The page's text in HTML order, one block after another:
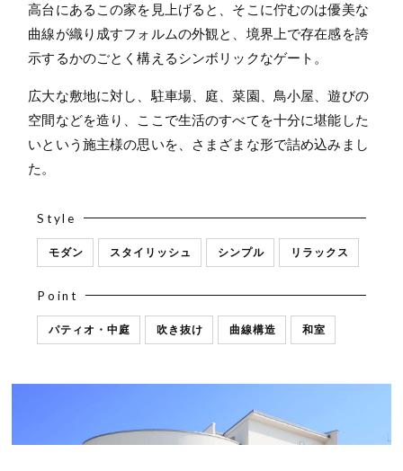
高台にあるこの家を見上げると、そこに佇むのは優美な
曲線が織り成すフォルムの外観と、境界上で存在感を誇
示するかのごとく構えるシンボリックなゲート。
広大な敷地に対し、駐車場、庭、菜園、鳥小屋、遊びの
空間などを造り、ここで生活のすべてを十分に堪能した
いという施主様の思いを、さまざまな形で詰め込みまし
た。
Style
モダン スタイリッシュ シンプル リラックス
Point
パティオ・中庭 吹き抜け 曲線構造 和室